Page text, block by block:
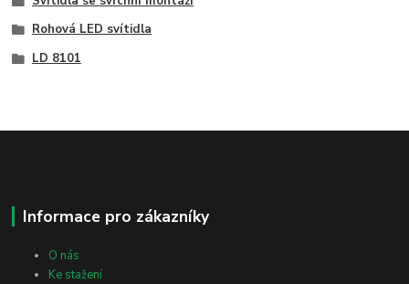
Rohová LED svítidla
LD 8101
Informace pro zákazníky
O nás
Ke stažení